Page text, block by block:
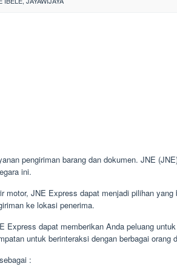
pengiriman barang dan dokumen. JNE
ini.
JNE Express dapat menjadi pilihan
ke lokasi penerima.
Express dapat memberikan Anda peluang
untuk berinteraksi dengan berbagai orang
: